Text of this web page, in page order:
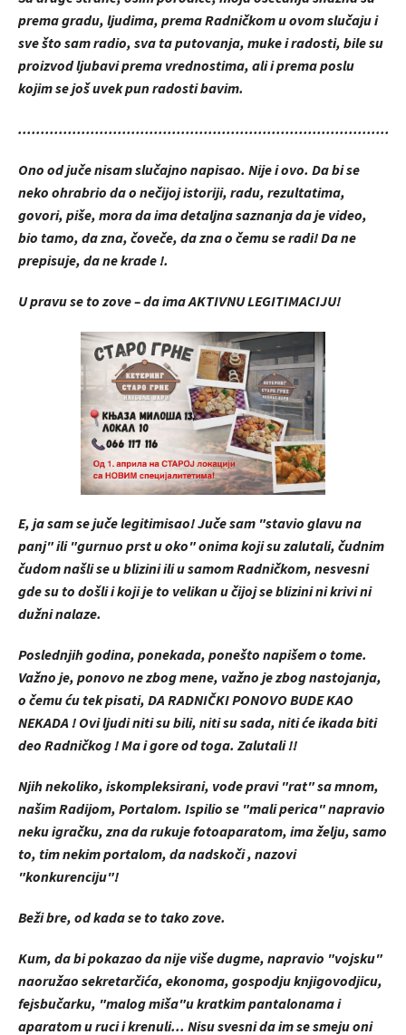
prema gradu, ljudima, prema Radničkom u ovom slučaju i
sve što sam radio, sva ta putovanja, muke i radosti, bile su
proizvod ljubavi prema vrednostima, ali i prema poslu
kojim se još uvek pun radosti bavim.
Ono od juče nisam slučajno napisao. Nije i ovo. Da bi se
neko ohrabrio da o nečijoj istoriji, radu, rezultatima,
govori, piše, mora da ima detaljna saznanja da je video,
bio tamo, da zna, čoveče, da zna o čemu se radi! Da ne
prepisuje, da ne krade !.
U pravu se to zove – da ima AKTIVNU LEGITIMACIJU!
E, ja sam se juče legitimisao! Juče sam "stavio glavu na
panj" ili "gurnuo prst u oko" onima koji su zalutali, čudnim
čudom našli se u blizini ili u samom Radničkom, nesvesni
gde su to došli i koji je to velikan u čijoj se blizini ni krivi ni
dužni nalaze.
Poslednjih godina, ponekada, ponešto napišem o tome.
Važno je, ponovo ne zbog mene, važno je zbog nastojanja,
o čemu ću tek pisati, DA RADNIČKI PONOVO BUDE KAO
NEKADA ! Ovi ljudi niti su bili, niti su sada, niti će ikada biti
deo Radničkog ! Ma i gore od toga. Zalutali !!
Njih nekoliko, iskompleksirani, vode pravi "rat" sa mnom,
našim Radijom, Portalom. Ispilio se "mali perica" napravio
neku igračku, zna da rukuje fotoaparatom, ima želju, samo
to, tim nekim portalom, da nadskoči , nazovi
"konkurenciju"!
Beži bre, od kada se to tako zove.
Kum, da bi pokazao da nije više dugme, napravio "vojsku"
naoružao sekretarčića, ekonoma, gospodju knjigovodjicu,
fejsbučarku, "malog miša"u kratkim pantalonama i
aparatom u ruci i krenuli... Nisu svesni da im se smeju oni